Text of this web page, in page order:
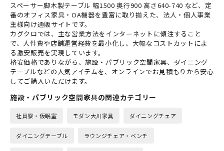
スペーサー脚木製テーブル 幅1500 奥行900 高さ640-740 など、定
番のオフィス家具・OA機器を豊富に取り揃えた、法人・個人事業
主様向け通販サイトです。
カグクロでは、主な営業方法をインターネットに傾注すること
で、人件費や店舗運営経費を最小化し、大幅なコストカットによ
る激安販売を実現しています。
格安価格でありながら、施設・パブリック空間家具、ダイニング
テーブルなどの人気アイテムを、オンラインでお見積もりから安心
してご購入いただけます。
施設・パブリック空間家具の関連カテゴリー
社員寮・仮眠室 モダン大川家具 ダイニングチェア
ダイニングテーブル ラウンジチェア・ベンチ